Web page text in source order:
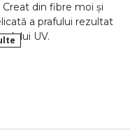
Creat din fibre moi și
a prafului rezultat
UV.